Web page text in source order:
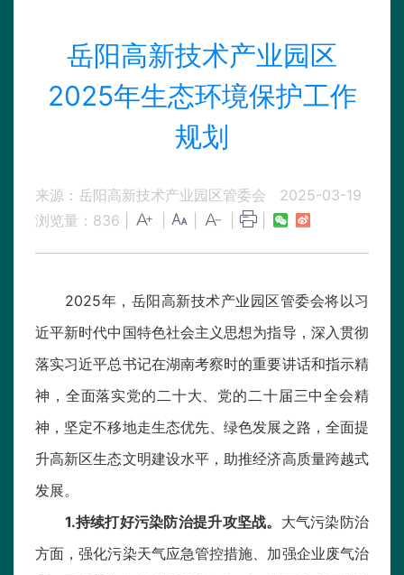
岳阳高新技术产业园区
2025年生态环境保护工作
规划
来源：岳阳高新技术产业园区管委会
2025-03-19
浏览量： 836
2025年，岳阳高新技术产业园区管委会将以习
近平新时代中国特色社会主义思想为指导，深入贯彻
落实习近平总书记在湖南考察时的重要讲话和指示精
神，全面落实党的二十大、党的二十届三中全会精
神，坚定不移地走生态优先、绿色发展之路，全面提
升高新区生态文明建设水平，助推经济高质量跨越式
发展。
1.持续打好污染防治提升攻坚战。 大气污染防治
方面，强化污染天气应急管控措施、加强企业废气治